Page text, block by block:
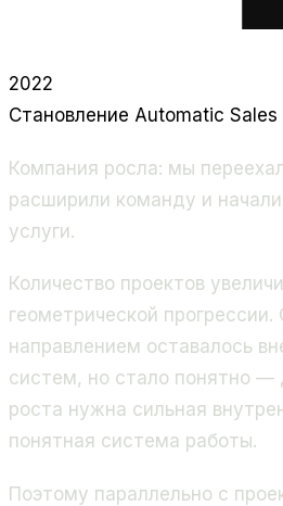
2022
Становление Automatic Sales
Компания росла: мы
расширили команду и
услуги.
Количество проектов
геометрической
направлением оставалось
систем, но стало понятно —
роста нужна сильная
понятная система работы.
Поэтому параллельно с